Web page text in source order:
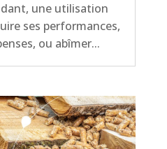
une utilisation
ses performances,
ou abîmer...